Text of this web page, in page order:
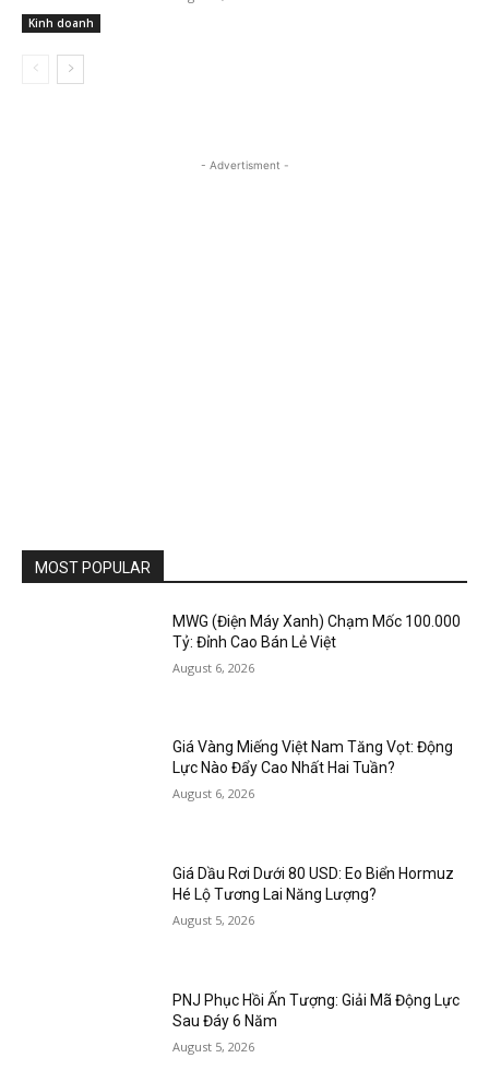
Kinh doanh
- Advertisment -
MOST POPULAR
MWG (Điện Máy Xanh) Chạm Mốc 100.000
Tỷ: Đỉnh Cao Bán Lẻ Việt
August 6, 2026
Giá Vàng Miếng Việt Nam Tăng Vọt: Động
Lực Nào Đẩy Cao Nhất Hai Tuần?
August 6, 2026
Giá Dầu Rơi Dưới 80 USD: Eo Biển Hormuz
Hé Lộ Tương Lai Năng Lượng?
August 5, 2026
PNJ Phục Hồi Ấn Tượng: Giải Mã Động Lực
Sau Đáy 6 Năm
August 5, 2026